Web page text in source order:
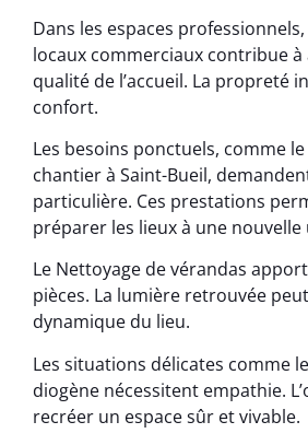
Dans les espaces
locaux commerciaux contribue
qualité de l’accueil. La propreté
confort.
Les besoins ponctuels, comme
chantier à Saint-Bueil,
particulière. Ces prestations
préparer les lieux à une
Le Nettoyage de vérandas
pièces. La lumière retrouvée
dynamique du lieu.
Les situations délicates comme
diogène nécessitent empathie.
recréer un espace sûr et vivable.